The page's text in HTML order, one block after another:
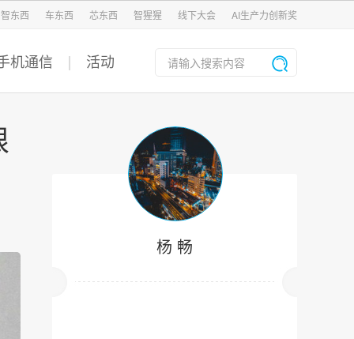
智东西 车东西 芯东西 智猩猩 线下大会 AI生产力创新奖
机通信 活动
杨 畅